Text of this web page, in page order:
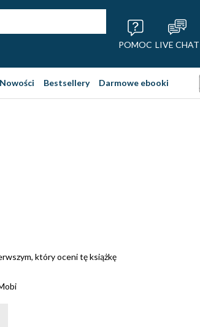
POMOC LIVE CHAT
Nowości Bestsellery Darmowe ebooki
który oceni tę książkę